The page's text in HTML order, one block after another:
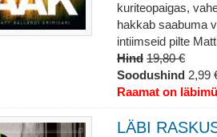
kuriteopaigas,
hakkab saabuma
intiimseid pilte
Hind 19,80 €
Soodushind 2,99
Raamat on
LÄBI